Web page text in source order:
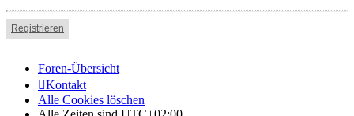
Registrieren
Foren-Übersicht
Kontakt
Alle Cookies löschen